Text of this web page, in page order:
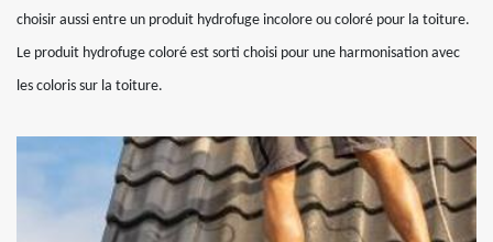
choisir aussi entre un produit hydrofuge incolore ou coloré pour la toiture.
Le produit hydrofuge coloré est sorti choisi pour une harmonisation avec
les coloris sur la toiture.